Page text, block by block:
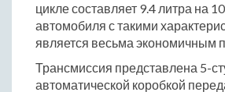
цикле составляет 9.4 литра на
автомобиля с такими
является весьма экономичным
Трансмиссия представлена 5-
автоматической коробкой